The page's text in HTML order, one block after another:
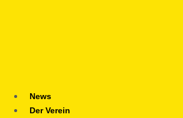
News
Der Verein